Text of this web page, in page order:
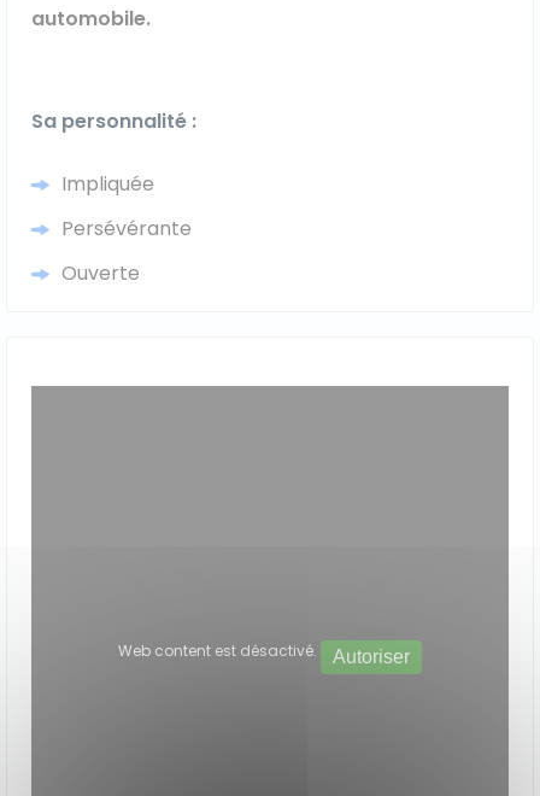
automobile.
Sa personnalité :
Impliquée
Persévérante
Ouverte
Web content est désactivé. Autoriser